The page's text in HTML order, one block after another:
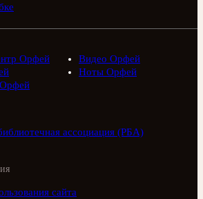
Орфей
Видео Орфей
Ноты Орфей
ассоциация (РБА)
сайта